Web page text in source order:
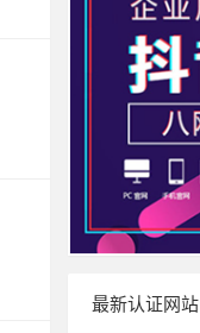
最新认证网站